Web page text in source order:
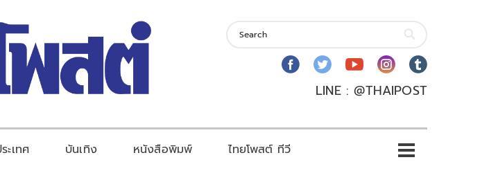
LINE : @THAIPOST
ะเทศ บันเทิง หนังสือพิมพ์ ไทยโพสต์ ทีวี